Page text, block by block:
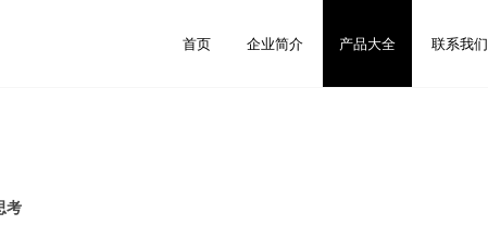
首页 企业简介 产品大全 联系我们
考